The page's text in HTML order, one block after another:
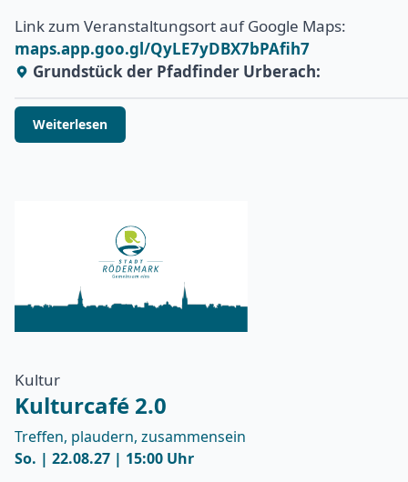
Link zum Veranstaltungsort auf Google Maps:
maps.app.goo.gl/QyLE7yDBX7bPAfih7
Grundstück der Pfadfinder Urberach:
Weiterlesen
Kultur
Kulturcafé 2.0
Treffen, plaudern, zusammensein
So. | 22.08.27 | 15:00 Uhr